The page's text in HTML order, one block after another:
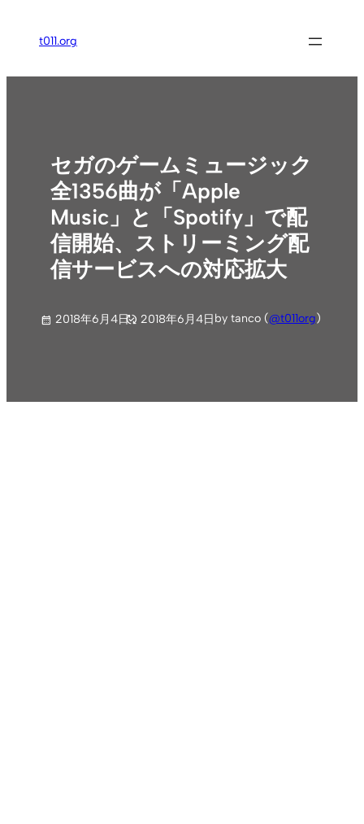
ス
t011.org
セガのゲームミュージック
全1356曲が「Apple
Music」と「Spotify」で配
信開始、ストリーミング配
信サービスへの対応拡大
2018年6月4日 2018年6月4日by tanco (@t011org)